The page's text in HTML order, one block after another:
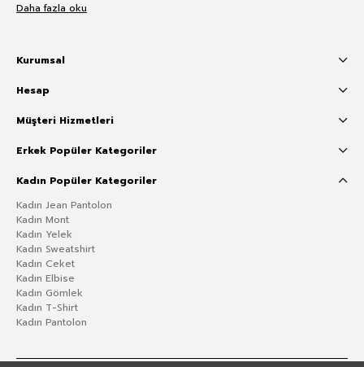
Daha fazla oku
Kurumsal
Hesap
Müşteri Hizmetleri
Erkek Popüler Kategoriler
Kadın Popüler Kategoriler
Kadın Jean Pantolon
Kadın Mont
Kadın Yelek
Kadın Sweatshirt
Kadın Ceket
Kadın Elbise
Kadın Gömlek
Kadın T-Shirt
Kadın Pantolon